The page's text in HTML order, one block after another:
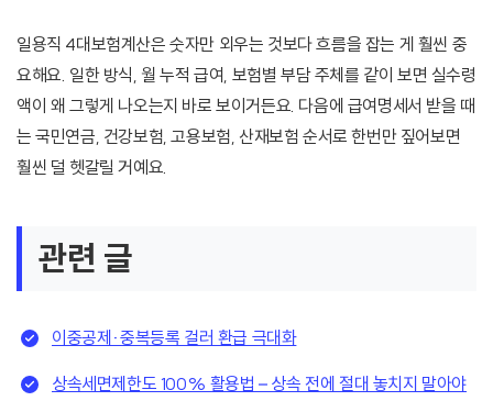
일용직 4대보험계산은 숫자만 외우는 것보다 흐름을 잡는 게 훨씬 중
요해요. 일한 방식, 월 누적 급여, 보험별 부담 주체를 같이 보면 실수령
액이 왜 그렇게 나오는지 바로 보이거든요. 다음에 급여명세서 받을 때
는 국민연금, 건강보험, 고용보험, 산재보험 순서로 한번만 짚어보면
훨씬 덜 헷갈릴 거예요.
관련 글
이중공제·중복등록 걸러 환급 극대화
상속세면제한도 100% 활용법 – 상속 전에 절대 놓치지 말아야